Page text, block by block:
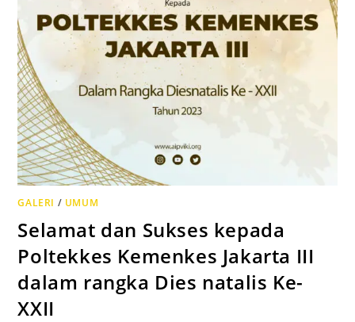
GALERI / UMUM
Selamat dan Sukses kepada
Poltekkes Kemenkes Jakarta III
dalam rangka Dies natalis Ke-
XXII